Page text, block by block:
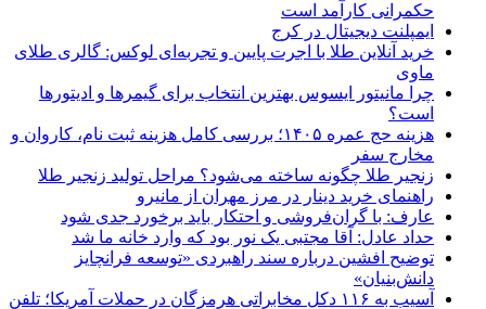
حکمرانی کارآمد است
ایمپلنت دیجیتال در کرج
خرید آنلاین طلا با اجرت پایین و تجربه‌ای لوکس: گالری طلای
ماوی
چرا مانیتور ایسوس بهترین انتخاب برای گیمرها و ادیتورها
است؟
هزینه حج عمره ۱۴۰۵؛ بررسی کامل هزینه ثبت نام، کاروان و
مخارج سفر
زنجیر طلا چگونه ساخته می‌شود؟ مراحل تولید زنجیر طلا
راهنمای خرید دینار در مرز مهران از مانیرو
عارف: با گران‌فروشی و احتکار باید برخورد جدی شود
حداد عادل: آقا مجتبی یک نور بود که وارد خانه ما شد
توضیح افشین درباره سند راهبردی «توسعه فرانچایز
دانش‌بنیان»
آسیب به ۱۱۶ دکل مخابراتی هرمزگان در حملات آمریکا؛ تلفن